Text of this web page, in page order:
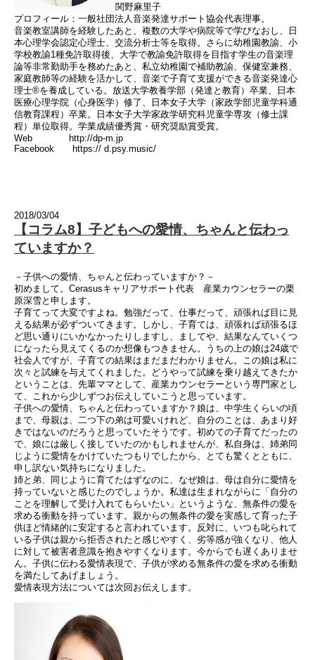
関野麻里子
プロフィール：一般社団法人音楽発達サポート協会代表理事。
音楽教室講師を経験したあと、複数の大学や病院等で学びなおし、日
本心理学会認定心理士、交流分析士等を取得。さらに幼稚園教諭、小
学校教諭1種免許取得後、大学で教諭免許取得を目指す学生の音楽理
論等非常勤助手を務めたあと、私立幼稚園で補助教諭、保健室兼務、
家庭教師等の経験を活かして、音楽で子育て支援ができる音楽発達心
理士®を養成している。放送大学教養学部（発達と教育）卒業、日本
医療心理学院（心身医学）修了、日本女子大学（家政学部児童学科通
信教育課程）卒業。日本女子大学家政学研究科児童学専攻（修士課
程）単位取得。学業成績優秀賞・研究奨励賞受賞。
Web http://dp-m.jp
Facebook https:// d.psy.music/
2018/03/04
【コラム8】子どもへの愛情、ちゃんと伝わっ
ていますか？
－子供への愛情、ちゃんと伝わっていますか？－
初めまして。Cerasusキャリアサポート代表 産業カウンセラーの栗
原深雪と申します。
子育てって大変ですよね。勉強だって、仕事だって、頑張れば目に見
える結果が必ずついてきます。しかし、子育ては、頑張れば頑張るほ
ど思い通りにいかなかったりしますし、ましてや、結果なんていくつ
になったら見えてくるのか想像もつきません。うちの上の娘は24歳で
社会人ですが、子育ての結果はまだまだわかりません。この娘は私に
次々と試練を与えてくれました。どうやって試練を乗り越えてきたか
ということは、先輩ママとして、産業カウンセラーという専門家とし
て、これから少しずつお伝えしていこうと思っています。
子供への愛情、ちゃんと伝わっていますか？娘は、中学生くらいの頃
まで、母親は、二つ下の弟は可愛いけれど、自分のことは、あまり好
きではないのだろうと思っていたそうです。初めての子育てだったの
で、娘には厳しく接していたのかもしれませんが、私自身は、姉弟同
じように愛情をかけていたつもりでしたから、とても驚くとともに、
申し訳ない気持ちになりました。
姉と弟、同じように育てたはずなのに、なぜ娘は、母は自分に愛情を
持っていないと感じたのでしょうか。私達は生まれながらに「自分の
ことを理解して受け入れてもらいたい」というような、無条件の愛を
求める衝動を持っています。親からの無条件の愛を実感して育った子
供ほど情緒的に安定すると言われています。反対に、いつも叱られて
いる子供は親から拒否されたと感じやすく、劣等感が強くなり、他人
に対して被害者意識を抱きやすくなります。今からでも遅くありませ
ん。子供に伝わる愛情表現で、子供が求める無条件の愛を求める衝動
を満たしてあげましょう。
愛情表現方法については次回お伝えします。